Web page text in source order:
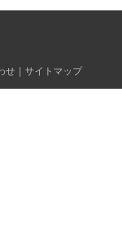
せ サイトマップ